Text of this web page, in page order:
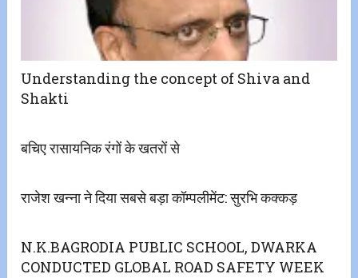
Understanding the concept of Shiva and
Shakti
बचिए रासायनिक रंगों के खतरों से
राजेश खन्ना ने दिया सबसे बड़ा कॉम्पलीमेंट: सुरभि कक्कड़
N.K.BAGRODIA PUBLIC SCHOOL, DWARKA
CONDUCTED GLOBAL ROAD SAFETY WEEK